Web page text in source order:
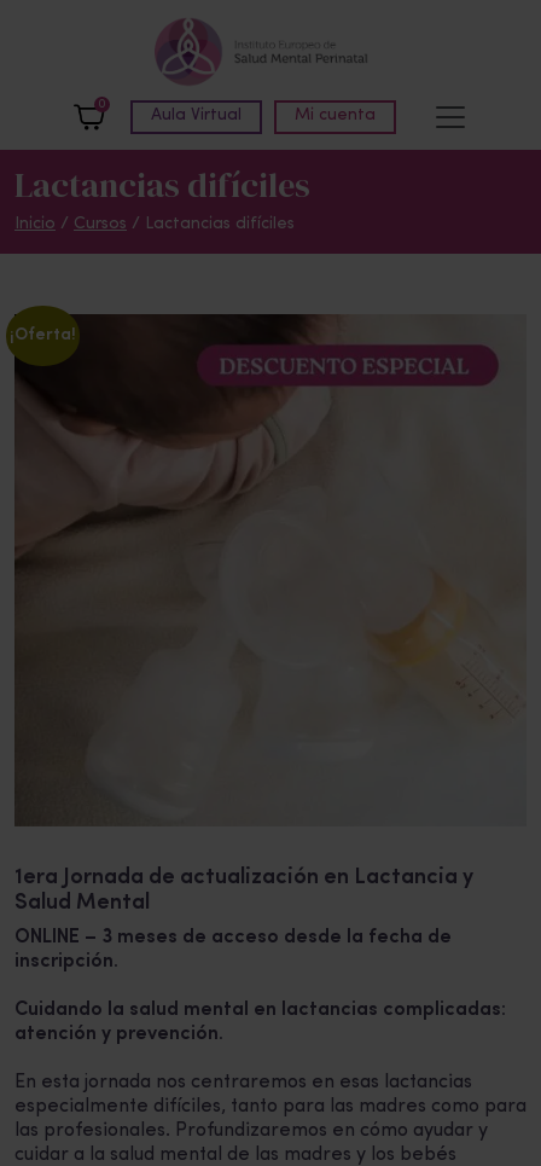
0
Aula Virtual Mi cuenta
Lactancias difíciles
Inicio / Cursos / Lactancias difíciles
¡Oferta!
1era Jornada de actualización en Lactancia y
Salud Mental
ONLINE – 3 meses de acceso desde la fecha de
inscripción.
Cuidando la salud mental en lactancias complicadas:
atención y prevención.
En esta jornada nos centraremos en esas lactancias
especialmente difíciles, tanto para las madres como para
las profesionales. Profundizaremos en cómo ayudar y
cuidar a la salud mental de las madres y los bebés